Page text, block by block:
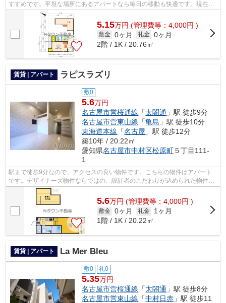
すすめです。平坦な場所にあるアパートなら毎日の移動も快適です。現在空
家となっておりますので、お早めのご...
5.15万円 (管理費等：4,000円 )
敷金 0ヶ月 礼金 0ヶ月
2階 / 1K / 20.76㎡
賃貸 | アパート ラピスラズリ
敷0
5.6万円
名古屋市営桜通線 「太閤通 」駅 徒歩9分
名古屋市営東山線 「亀島 」駅 徒歩10分
東海道本線 「名古屋 」駅 徒歩12分
築10年 / 20.22㎡
愛知県名古屋市中村区松原町５丁目111-
1
駅まで徒歩9分なので、アクセスの良い物件です。こちらの物件はアパート
です。デザイナーズ物件ならではの、設計者のこだわりが込められた物件。
こだわりポイント満載のラピスラズリ。...
5.6万円 (管理費等：4,000円 )
敷金 0ヶ月 礼金
1ヶ月
1階 / 1K / 20.22㎡
賃貸 | アパート La Mer Bleu
敷0 礼0
5.35万円
名古屋市営桜通線 「太閤通 」駅 徒歩8分
名古屋市営東山線 「中村日赤 」駅 徒歩11